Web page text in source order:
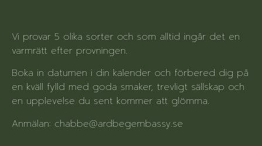
Vi provar 5 olika sorter och som alltid ingår det en
varmrätt efter provningen.
Boka in datumen i din kalender och förbered dig på
en kväll fylld med goda smaker, trevligt sällskap och
en upplevelse du sent kommer att glömma.
Anmälan: chabbe@ardbegembassy.se